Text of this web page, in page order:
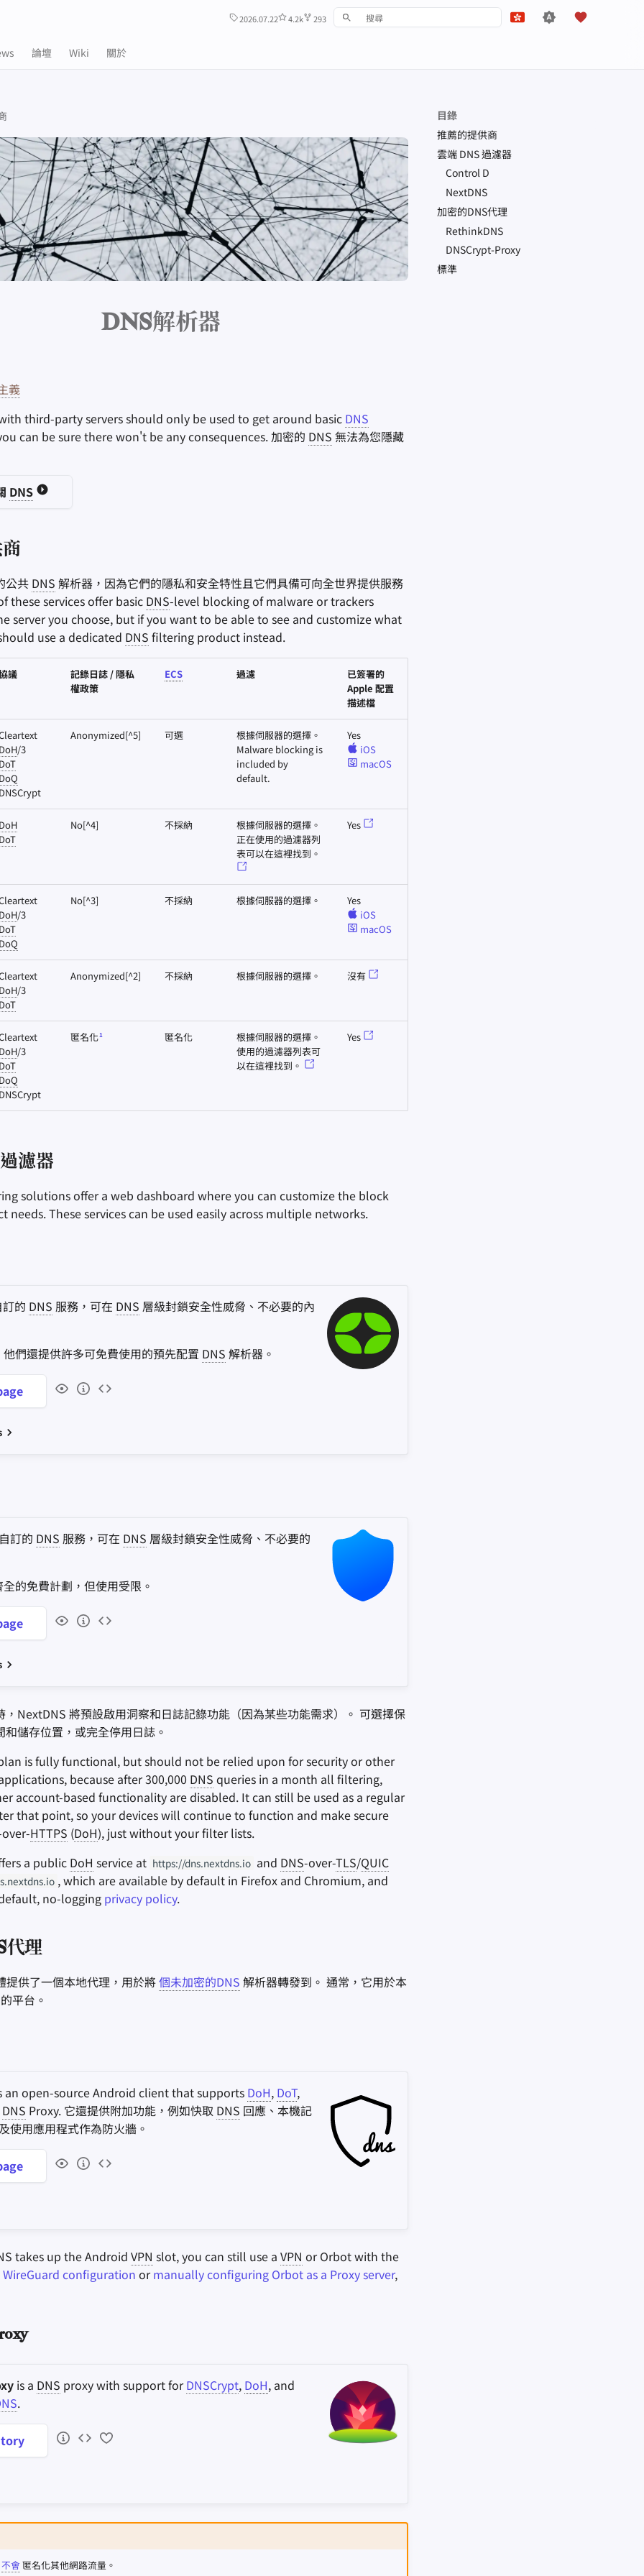
2026.07.22 4.2k 293
עִברִית
Italiano
Nederlands
中文 (繁體)
中文 (繁體，台灣)
Русский
論壇 Wiki 關於
目錄
推薦的提供商
雲端 DNS過濾器
Control D
NextDNS
加密的DNS代理
RethinkDNS
DNSCrypt-Proxy
標準
DNS解析器
義
third-party servers should only be used to get around basic DNS
can be sure there won't be any consequences. 加密的 DNS 無法為您隱藏
DNS
公共 DNS 解析器，因為它們的隱私和安全特性且它們具備可向全世界提供服務
these services offer basic DNS-level blocking of malware or trackers
server you choose, but if you want to be able to see and customize what
use a dedicated DNS filtering product instead.
議
記錄日誌 / 隱私
權政策
ECS 過濾
已簽署的
Apple 配置
描述檔
/3
Anonymized[^5] 可選
根據伺服器的選擇。
Malware blocking is
included by
default.
Yes
iOS
macOS
No[^4] 不採納
根據伺服器的選擇。
正在使用的過濾器列
表可以在這裡找到。
Yes
/3
No[^3] 不採納 根據伺服器的選擇。
Yes
iOS
macOS
/3
Anonymized[^2] 不採納 根據伺服器的選擇。 沒有
/3
匿名化1 匿名化
根據伺服器的選擇。
使用的過濾器列表可
以在這裡找到。
Yes
濾器
solutions offer a web dashboard where you can customize the block
needs. These services can be used easily across multiple networks.
的 DNS 服務，可在 DNS 層級封鎖安全性威脅、不必要的內
們還提供許多可免費使用的預先配置 DNS 解析器。
訂的 DNS 服務，可在 DNS 層級封鎖安全性威脅、不必要的
的免費計劃，但使用受限。
，NextDNS 將預設啟用洞察和日誌記錄功能（因為某些功能需求）。 可選擇保
儲存位置，或完全停用日誌。
is fully functional, but should not be relied upon for security or other
because after 300,000 DNS queries in a month all filtering,
account-based functionality are disabled. It can still be used as a regular
that point, so your devices will continue to function and make secure
HTTPS (DoH), just without your filter lists.
a public DoH service at https://dns.nextdns.io and DNS-over-TLS/QUIC
, which are available by default in Firefox and Chromium, and
no-logging privacy policy.
代理
提供了一個本地代理，用於將個未加密的DNS 解析器轉發到。 通常，它用於本
平台。
an open-source Android client that supports DoH, DoT,
DNS Proxy. 它還提供附加功能，例如快取 DNS 回應、本機記
使用應用程式作為防火牆。
takes up the Android VPN slot, you can still use a VPN or Orbot with the
configuration ormanually configuring Orbot as a Proxy server,
is a DNS proxy with support forDNSCrypt, DoH, and
.
不會 匿名化其他網路流量。